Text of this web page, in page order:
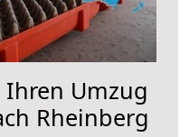
Ihren Umzug
Rheinberg